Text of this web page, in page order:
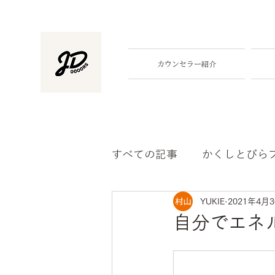
カウンセラー紹介
すべての記事 かくしとびら
自分でエネ
YUKIE 2021年4月